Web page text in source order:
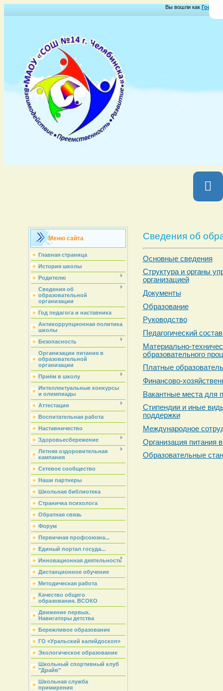
Вы вошли как Гость
Меню сайта
Главная страница
История школы
Родителю
Сведения об
образовательной
организации
Год педагога и наставника
Антикоррупционная политика
школы
Безопасность
Организации питания в
образовательной
организации
Приём в школу
Интеллектуальные конкурсы
и олимпиады
Аттестация
Воспитательная работа
Наставничество
Здоровьесбережение
Летняя оздоровительная
кампания
Сетевое сообщество
Наши партнеры
Школьная библиотека
Страничка психолога
Обратная связь
Форум
Первичная профсоюзна...
Единый портал госуда...
Инновационная деятельность
Дистанционное обучение
Методическая работа
Качество общего
образования. ВСОКО
Движение первых.
Навигаторы детства
Бережливое образование
ГО «Уральский калейдоскоп»
Экологическое образование
Школьный спортивный клуб
"Драйв"
Школьная служба
примирения
Сведения об
Основные сведения
Структура и органы
организацией
Документы
Образование
Руководство
Педагогический
Материально-
образовательного
Платные
Финансово-
Вакантные места для
Стипендии и иные
поддержки
Международное
Организация питания
Образовательные